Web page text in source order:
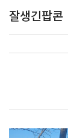
잘생긴팝콘